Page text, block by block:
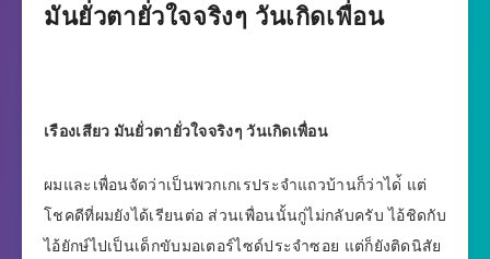
มันยั่วตายั่วใจจริงๆ วันเกิดเพื่อน
เรืองเสียว มันยั่วตายั่วใจจริงๆ วันเกิดเพื่อน
ผมและเพื่อนจัดว่าเป็นพวกเกเรประจำแถวบ้านก็ว่าได่้ แต่
โชคดีที่ผมยังได้เรียนต่อ ส่วนเพื่อนนั้นกู่ไม่กลับครับ ไอ้ชิดกับ
ไอ้ยักษ์ไปเป็นเด็กขับมอเตอร์ไซด์ประจำซอย แต่ก็ยังติดนิสัย